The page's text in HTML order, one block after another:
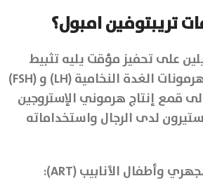
تريبتوفين امبول؟
على تحفيز مؤقت يليه تثبيط
قوي ومستمر لإفراز هرمونات الغدة النخامية (LH) و (FSH)
قمع إنتاج هرموني الإستروجين
لدى الرجال واستخداماته
بروتوكولات الحقن المجهري وأطفال الأنابيب (ART):